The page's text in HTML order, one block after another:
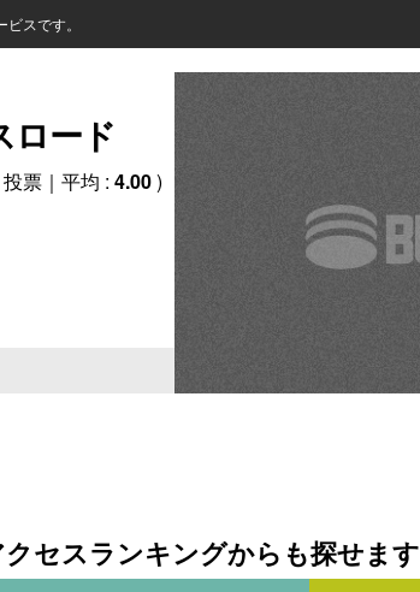
スです。
ロード
投票｜平均 : 4.00)
セスランキングからも探せます